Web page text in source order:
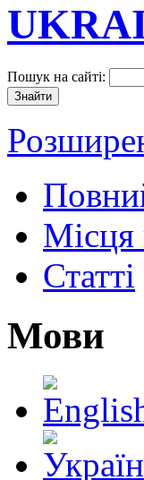
Пошук на сайті:
Місця
Статті
Мови